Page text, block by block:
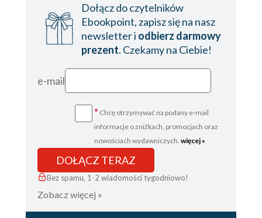
Dołącz do czytelników
Ebookpoint, zapisz się na nasz
newsletter i odbierz darmowy
prezent. Czekamy na Ciebie!
e-mail
* Chcę otrzymywać na podany e-mail
informacje o zniżkach, promocjach oraz
nowościach wydawniczych. więcej »
DOŁĄCZ TERAZ
Bez spamu, 1-2 wiadomości tygodniowo!
Zobacz więcej »